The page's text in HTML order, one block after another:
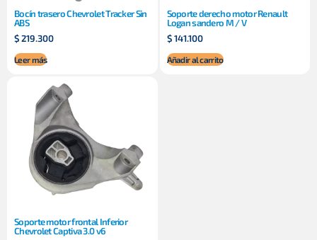
Bocín trasero Chevrolet Tracker Sin
ABS
$219.300
Leer más
Soporte derecho motor Renault
Logan sandero M / V
$141.100
Añadir al carrito
Soporte motor frontal Inferior
Chevrolet Captiva 3.0 v6